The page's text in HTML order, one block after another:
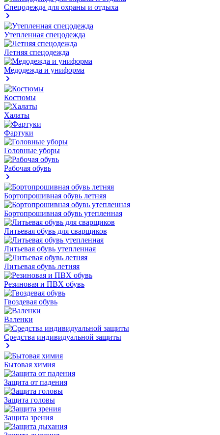
Спецодежда для охраны и отдыха
Утепленная спецодежда
Летняя спецодежда
Медодежда и униформа
Костюмы
Халаты
Фартуки
Головные уборы
Рабочая обувь
Бортопрошивная обувь летняя
Бортопрошивная обувь утепленная
Литьевая обувь для сварщиков
Литьевая обувь утепленная
Литьевая обувь летняя
Резиновая и ПВХ обувь
Гвоздевая обувь
Валенки
Средства индивидуальной защиты
Бытовая химия
Защита от падения
Защита головы
Защита зрения